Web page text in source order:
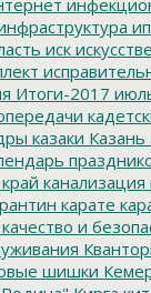
иск
Итоги-2017
казаки Казань
канализация
карате
качество и
шишки